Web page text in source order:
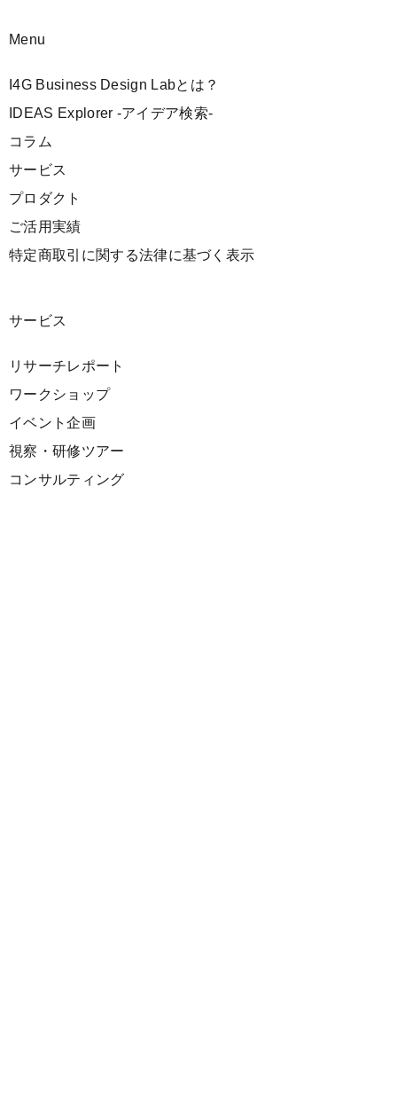
Menu
I4G Business Design Labとは？
IDEAS Explorer -アイデア検索-
コラム
サービス
プロダクト
ご活用実績
特定商取引に関する法律に基づく表示
サービス
リサーチレポート
ワークショップ
イベント企画
視察・研修ツアー
コンサルティング